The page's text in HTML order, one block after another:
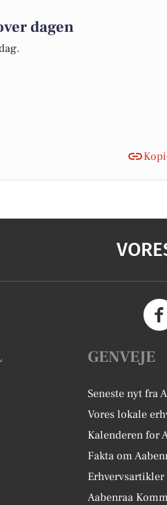
dagen
GENVEJE
Seneste nyt fra
Vores lokale
Kalenderen for
Fakta om
Erhvervsartikler
Aabenraa